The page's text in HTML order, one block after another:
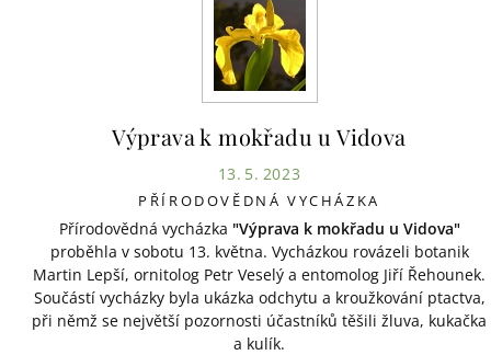
Výprava k mokřadu u Vidova
13. 5. 2023
PŘÍRODOVĚDNÁ VYCHÁZKA
Přírodovědná vycházka "Výprava k mokřadu u Vidova"
proběhla v sobotu 13. května. Vycházkou rovázeli botanik
Martin Lepší, ornitolog Petr Veselý a entomolog Jiří Řehounek.
Součástí vycházky byla ukázka odchytu a kroužkování ptactva,
při němž se největší pozornosti účastníků těšili žluva, kukačka
a kulík.